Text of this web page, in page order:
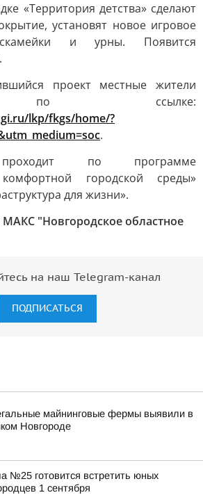
«Территория детства» сделают
установят новое игровое
скамейки и урны. Появится
проект местные жители
по ссылке:
lkp/fkgs/home/?
.
проходит по программе
городской среды»
для жизни».
МАКС "Новгородское областное
на наш Telegram-канал
ПОДПИСАТЬСЯ
майнинговые фермы выявили в
Новгороде
№25 готовится встретить юных
1 сентября